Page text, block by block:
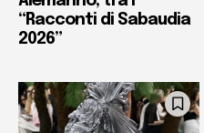
“Racconti di Sabaudia
2026”